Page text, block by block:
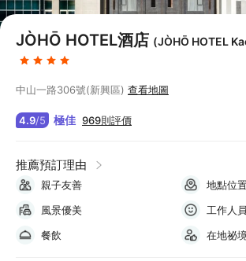
JÒHŌ HOTEL酒店 (JÒHŌ HOTEL
中山一路306號(新興區) 查看地圖
4.9/5 極佳 969則評價
推薦預訂理由
親子友善
地點位
風景優美
工作人
餐飲
在地祕境